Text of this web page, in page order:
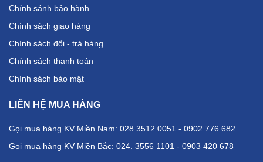
Chính sánh bảo hành
Chính sách giao hàng
Chính sách đổi - trả hàng
Chính sách thanh toán
Chính sách bảo mật
LIÊN HỆ MUA HÀNG
Gọi mua hàng KV Miền Nam: 028.3512.0051 - 0902.776.682
Gọi mua hàng KV Miền Bắc: 024. 3556 1101 - 0903 420 678